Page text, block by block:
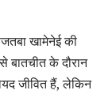
खामेनेई की
बातचीत के दौरान
जीवित हैं, लेकिन